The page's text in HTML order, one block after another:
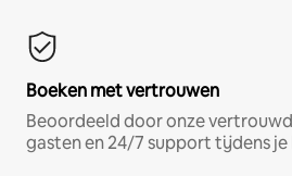
Boeken met vertrouwen
Beoordeeld door onze
gasten en 24/7 support tijdens